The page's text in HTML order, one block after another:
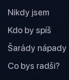
Nikdy jsem
Kdo by spíš
Šarády nápady
Co bys radši?